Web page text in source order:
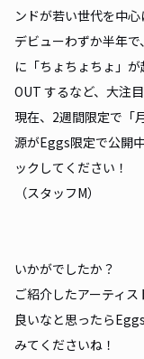
ンドが若い世代を中心
デビューわずか半年で
に「ちょちょちょ」
OUT するなど、大注
現在、2週間限定で「
源がEggs限定で公開
ックしてください！
（スタッフM）
いかがでしたか？
ご紹介したアーティス
良いなと思ったら
みてくださいね！